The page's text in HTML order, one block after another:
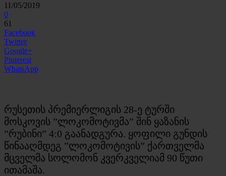
11/05/2019
0
61
Facebook
Twitter
Google+
Pinterest
WhatsApp
რუსეთის პრემიერლიგის 28-ე ტურში
მოსკოვის ”ლოკომოტივმა” შინ ყაზანის
”რუბინი” 4:0 გაანადგურა. ყოფილი გუნდის
წინააღმდეგ ”ლოკომოტივის” ქართველმა
მცველმა სოლომონ კვერკველიამ 90 წუთი
ითამაშა.